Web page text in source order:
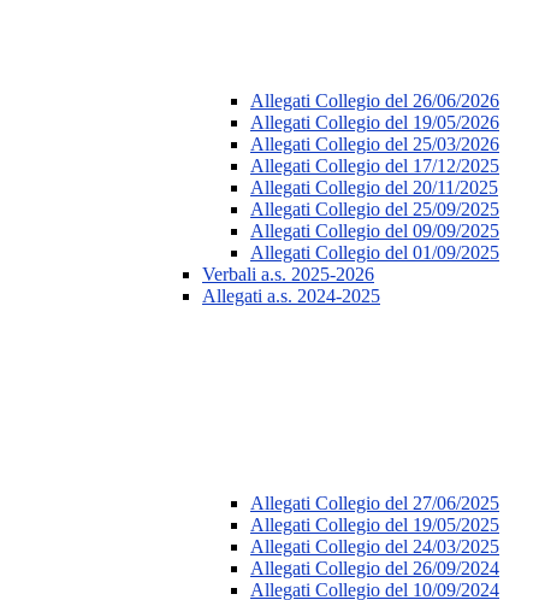
Allegati Collegio del 26/06/2026
Allegati Collegio del 19/05/2026
Allegati Collegio del 25/03/2026
Allegati Collegio del 17/12/2025
Allegati Collegio del 20/11/2025
Allegati Collegio del 25/09/2025
Allegati Collegio del 09/09/2025
Allegati Collegio del 01/09/2025
Verbali a.s. 2025-2026
Allegati a.s. 2024-2025
Allegati Collegio del 27/06/2025
Allegati Collegio del 19/05/2025
Allegati Collegio del 24/03/2025
Allegati Collegio del 26/09/2024
Allegati Collegio del 10/09/2024